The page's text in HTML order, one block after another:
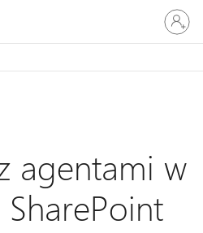
Zaloguj
się
do
konta
agentami w